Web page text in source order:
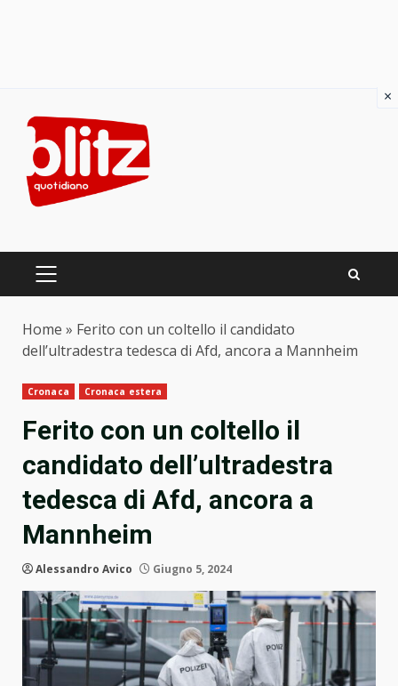
content
PRIMARY
Home » Ferito con un coltello il candidato
dell’ultradestra tedesca di Afd, ancora a Mannheim
Cronaca Cronaca estera
Ferito con un coltello il
candidato dell’ultradestra
tedesca di Afd, ancora a
Mannheim
Alessandro Avico Giugno 5, 2024
×